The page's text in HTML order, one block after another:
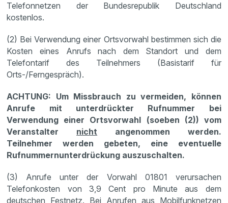
Telefonnetzen der Bundesrepublik Deutschland
kostenlos.
(2) Bei Verwendung einer Ortsvorwahl bestimmen sich die
Kosten eines Anrufs nach dem Standort und dem
Telefontarif des Teilnehmers (Basistarif für
Orts-/Ferngespräch).
ACHTUNG: Um Missbrauch zu vermeiden, können
Anrufe mit unterdrückter Rufnummer bei
Verwendung einer Ortsvorwahl (soeben (2)) vom
Veranstalter nicht angenommen werden.
Teilnehmer werden gebeten, eine eventuelle
Rufnummernunterdrückung auszuschalten.
(3) Anrufe unter der Vorwahl 01801 verursachen
Telefonkosten von 3,9 Cent pro Minute aus dem
deutschen Festnetz. Bei Anrufen aus Mobilfunknetzen